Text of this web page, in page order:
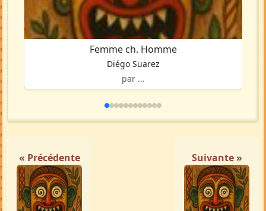
Femme ch. Homme
Diégo Suarez
par ...
« Précédente Suivante »